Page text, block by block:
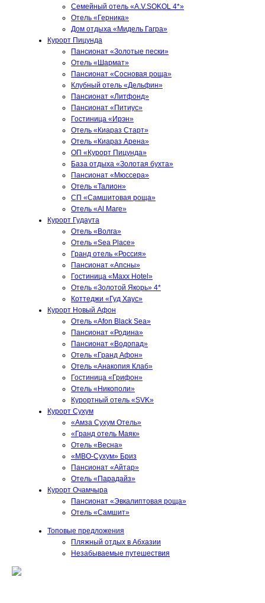
Семейный отель «A.V.SOKOL 4*»
Отель «Герника»
Дом отдыха «Мидель Гагра»
Курорт Пицунда
Пансионат «Золотые пески»
Отель «Шармат»
Пансионат «Сосновая роща»
Клубный отель «Дельфин»
Пансионат «Литфонд»
Пансионат «Питиус»
Гостиница «Ирэн»
Отель «Киараз Старт»
Отель «Киараз Арена»
ОП «Курорт Пицунда»
База отдыха «Золотая бухта»
Пансионат «Мюссера»
Отель «Талион»
СП «Самшитовая роща»
Отель «Al Mare»
Курорт Гудаута
Отель «Волга»
Отель «Sea Place»
Гранд отель «Россия»
Пансионат «Апсны»
Гостиница «Maxx Hotel»
Отель «Золотой Якорь» 4*
Коттеджи «Гуд Хаус»
Курорт Новый Афон
Отель «Afon Black Sea»
Пансионат «Родина»
Пансионат «Водопад»
Отель «Гранд Афон»
Отель «Анакопия Клаб»
Гостиница «Грифон»
Отель «Никополи»
Курортный отель «SVK»
Курорт Сухум
«Амза Сухум Отель»
«Гранд отель Маяк»
Отель «Весна»
«МВО-Сухум» Бриз
Пансионат «Айтар»
Отель «Парадайз»
Курорт Очамчыра
Пансионат «Эвкалиптовая роща»
Отель «Самшит»
Топовые предложения
Пляжный отдых в Абхазии
Незабываемые путешествия